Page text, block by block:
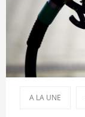
A LA UNE